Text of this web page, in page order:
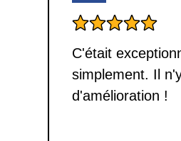
C'était
simplement. Il
d'amélioration !